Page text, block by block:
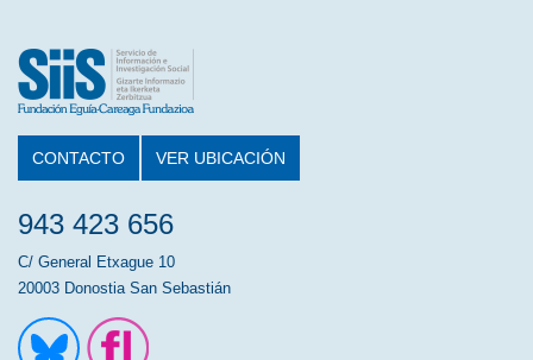
CONTACTO VER UBICACIÓN
943 423 656
C/ General Etxague 10
20003 Donostia San Sebastián